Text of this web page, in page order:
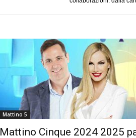
Mattino 5
Mattino Cinque 2024 2025